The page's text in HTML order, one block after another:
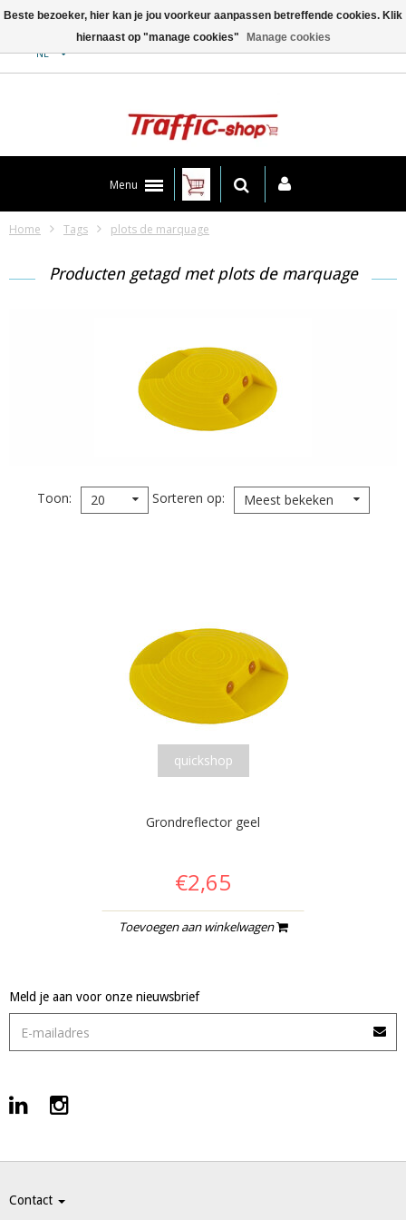
NL
Menu
Home Tags plots de marquage
Producten getagd met plots de marquage
Toon 20 Sorteren op Meest bekeken
quickshop
Grondreflector geel
€2,65
Toevoegen aan winkelwagen
Meld je aan voor onze nieuwsbrief
Contact
Beste bezoeker, hier kan je jou voorkeur aanpassen betreffende cookies. Klik
hiernaast op "manage cookies"
Manage cookies